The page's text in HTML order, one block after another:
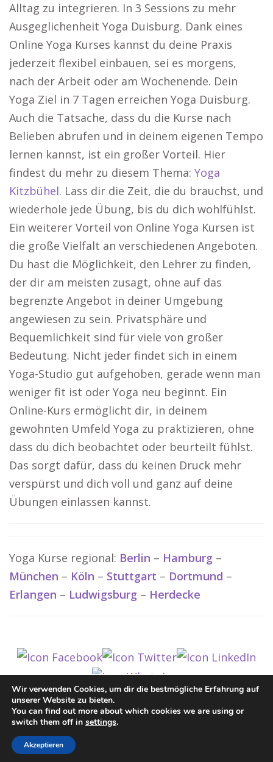
Alltag zu integrieren. In 3 Sessions zu mehr
Ausgeglichenheit Yoga Duisburg. Dank eines
Online Yoga Kurses kannst du deine Praxis
jederzeit flexibel einbauen, sei es morgens,
nach der Arbeit oder am Wochenende. Dein
Yoga Ziel in 7 Tagen erreichen Yoga Duisburg.
Auch die Tatsache, dass du die Kurse nach
Belieben abrufen und in deinem eigenen Tempo
lernen kannst, ist ein großer Vorteil. Hier
findest du mehr zu diesem Thema: Yoga
Kitzbühel. Lass dir die Zeit, die du brauchst, und
wiederhole jede Übung, bis du dich wohlfühlst.
Ein weiterer Vorteil von Online Yoga Kursen ist
die große Vielfalt an verschiedenen Angeboten.
Du hast die Möglichkeit, den Lehrer zu finden,
der dir am meisten zusagt, ohne auf das
begrenzte Angebot in deiner Umgebung
angewiesen zu sein. Privatsphäre und
Bequemlichkeit sind für viele von großer
Bedeutung. Nicht jeder findet sich in einem
Yoga-Studio gut aufgehoben, gerade wenn man
weniger fit ist oder Yoga neu beginnt. Ein
Online-Kurs ermöglicht dir, in deinem
gewohnten Umfeld Yoga zu praktizieren, ohne
dass du dich beobachtet oder beurteilt fühlst.
Das sorgt dafür, dass du keinen Druck mehr
verspürst und dich voll und ganz auf deine
Übungen einlassen kannst.
Yoga Kurse regional: Berlin – Hamburg –
München – Köln – Stuttgart – Dortmund –
Erlangen – Ludwigsburg – Herdecke
© www-Yoga.de
Impressum / Datenschutz
Wir verwenden Cookies, um dir die bestmögliche Erfahrung auf
unserer Website zu bieten.
You can find out more about which cookies we are using or
switch them off in settings.
Akzeptieren